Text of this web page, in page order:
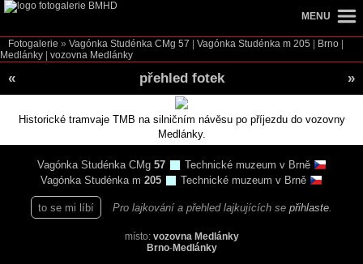
Fotogalerie » Vagónka Studénka CMg 57 Vagónka Studénka m 205 Brno
Medlánky
vozovna Medlánky
« přehled fotek »
Historické tramvaje TMB na silničním návěsu po příjezdu do vozovny
Medlánky.
Vagónka Studénka CMg 57
Technické muzeum v Brně
Vagónka Studénka m 205 Technické muzeum v Brně
to se mi líbí Pro lajkování a přehled lajkujících se přihlaste
místo: vozovna Medlánky
Brno-Medlánky
MENU